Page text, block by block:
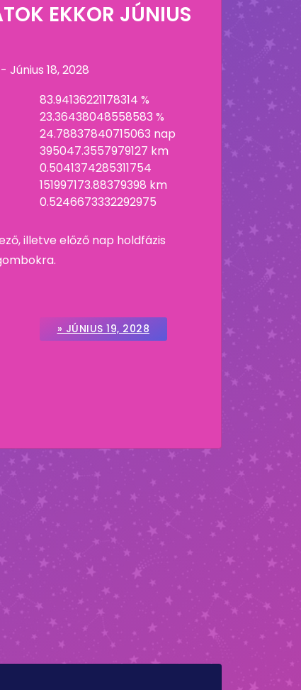
EKKOR JÚNIUS
Június 18, 2028
83.94136221178314 %
23.36438048558583 %
24.78837840715063 nap
395047.3557979127 km
0.5041374285311754
151997173.88379398 km
0.5246673332292975
illetve előző nap holdfázis
» JÚNIUS 19, 2028